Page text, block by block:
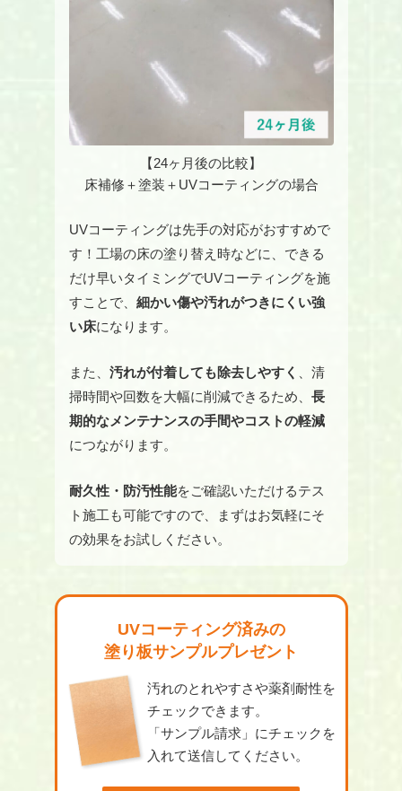
【24ヶ月後の比較】
床補修＋塗装＋UVコーティングの場合
UVコーティングは先手の対応がおすすめで
す！工場の床の塗り替え時などに、できる
だけ早いタイミングでUVコーティングを施
すことで、 細かい傷や汚れがつきにくい強
い床になります。
また、 汚れが付着しても除去しやすく
、清
掃時間や回数を大幅に削減できるため、 ⻑
期的なメンテナンスの手間やコストの軽減
につながります。
耐久性・防汚性能をご確認いただけるテス
ト施工も可能ですので、まずはお気軽にそ
の効果をお試しください。
UVコーティング済みの
塗り板サンプルプレゼント
汚れのとれやすさや薬剤耐性を
チェックできます。
「サンプル請求」にチェックを
入れて送信してください。